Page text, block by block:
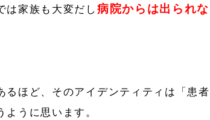
は家族も大変だし 病院からは出られな
ほど、そのアイデンティティは「患者
うに思います。